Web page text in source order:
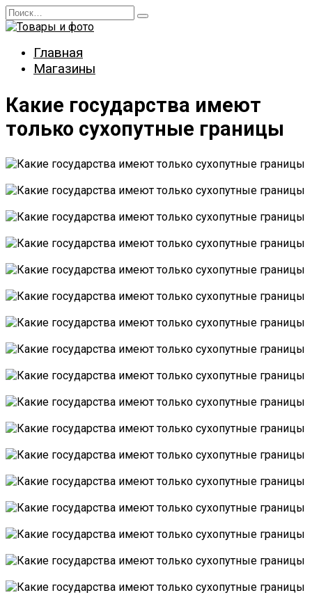
Перейти
к
Search
for:
Главная
Магазины
Какие государства имеют
только сухопутные границы